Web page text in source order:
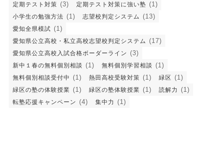
定期テスト対策 (3) 定期テスト対策に強い塾 (1)
小学生の勉強方法 (1) 志望校判定システム (13)
愛知全県模試 (1)
愛知県公立高校・私立高校志望校判定システム (17)
愛知県公立高校入試合格ボーダーライン (3)
新中１春の無料個別相談 (1) 無料個別学習相談 (1)
無料個別相談受付中 (1) 熱田高校受験対策 (1) 緑区 (1)
緑区の塾の体験授業 (1) 緑区の塾体験授業 (1) 読解力 (1)
転塾応援キャンペーン (4) 集中力 (1)